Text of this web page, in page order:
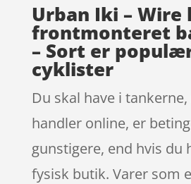
Urban Iki – Wire
frontmonteret
– Sort er
cyklister
Du skal have i
handler online, er
gunstigere, end hvis du
fysisk butik. Varer som